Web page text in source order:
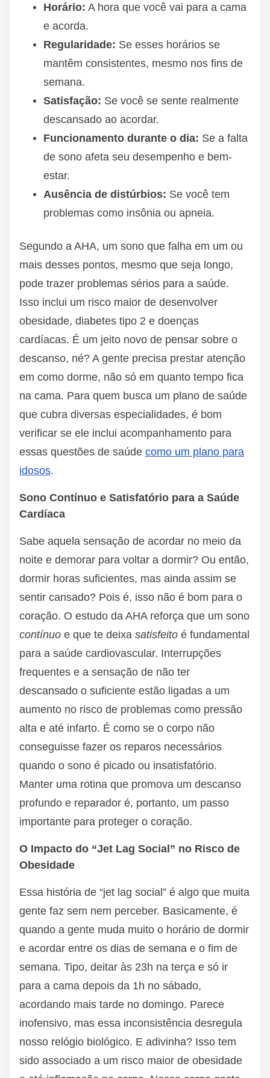
Horário: A hora que você vai para a cama
e acorda.
Regularidade: Se esses horários se
mantêm consistentes, mesmo nos fins de
semana.
Satisfação: Se você se sente realmente
descansado ao acordar.
Funcionamento durante o dia: Se a falta
de sono afeta seu desempenho e bem-
estar.
Ausência de distúrbios: Se você tem
problemas como insônia ou apneia.
Segundo a AHA, um sono que falha em um ou
mais desses pontos, mesmo que seja longo,
pode trazer problemas sérios para a saúde.
Isso inclui um risco maior de desenvolver
obesidade, diabetes tipo 2 e doenças
cardíacas. É um jeito novo de pensar sobre o
descanso, né? A gente precisa prestar atenção
em como dorme, não só em quanto tempo fica
na cama. Para quem busca um plano de saúde
que cubra diversas especialidades, é bom
verificar se ele inclui acompanhamento para
essas questões de saúde como um plano para
idosos.
Sono Contínuo e Satisfatório para a Saúde
Cardíaca
Sabe aquela sensação de acordar no meio da
noite e demorar para voltar a dormir? Ou então,
dormir horas suficientes, mas ainda assim se
sentir cansado? Pois é, isso não é bom para o
coração. O estudo da AHA reforça que um sono
contínuo e que te deixa satisfeito é fundamental
para a saúde cardiovascular. Interrupções
frequentes e a sensação de não ter
descansado o suficiente estão ligadas a um
aumento no risco de problemas como pressão
alta e até infarto. É como se o corpo não
conseguisse fazer os reparos necessários
quando o sono é picado ou insatisfatório.
Manter uma rotina que promova um descanso
profundo e reparador é, portanto, um passo
importante para proteger o coração.
O Impacto do “Jet Lag Social” no Risco de
Obesidade
Essa história de “jet lag social” é algo que muita
gente faz sem nem perceber. Basicamente, é
quando a gente muda muito o horário de dormir
e acordar entre os dias de semana e o fim de
semana. Tipo, deitar às 23h na terça e só ir
para a cama depois da 1h no sábado,
acordando mais tarde no domingo. Parece
inofensivo, mas essa inconsistência desregula
nosso relógio biológico. E adivinha? Isso tem
sido associado a um risco maior de obesidade